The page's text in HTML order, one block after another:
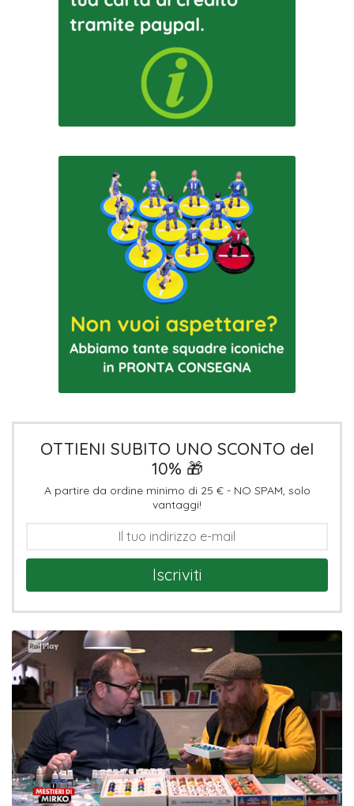
OTTIENI SUBITO UNO SCONTO del
10% 🎁
A partire da ordine minimo di 25 € - NO SPAM, solo
vantaggi!
Iscriviti